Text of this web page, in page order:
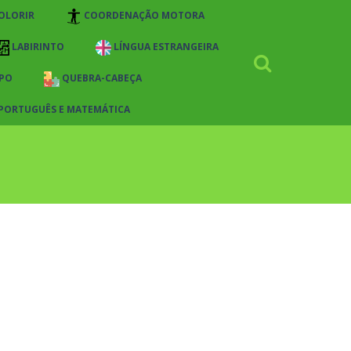
COORDENAÇÃO MOTORA
LABIRINTO LÍNGUA ESTRANGEIRA
QUEBRA-CABEÇA
E MATEMÁTICA